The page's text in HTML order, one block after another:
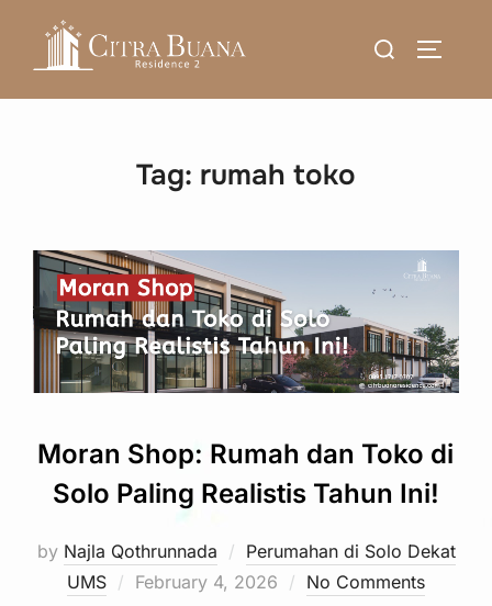
content
Search
Tag: rumah toko
Moran Shop: Rumah dan Toko di
Solo Paling Realistis Tahun Ini!
by Najla Qothrunnada
Perumahan di Solo Dekat
UMS
Posted
February 4, 2026 No Comments